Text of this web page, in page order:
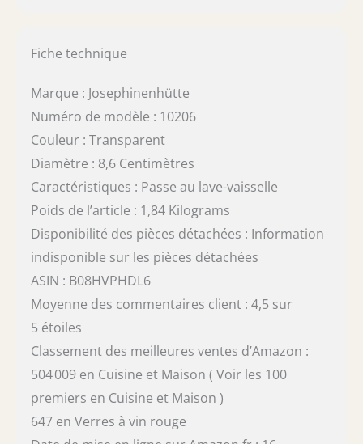
Fiche technique
Marque : Josephinenhütte
Numéro de modèle : 10206
Couleur : Transparent
Diamètre : 8,6 Centimètres
Caractéristiques : Passe au lave-vaisselle
Poids de l’article : 1,84 Kilograms
Disponibilité des pièces détachées : Information
indisponible sur les pièces détachées
ASIN : B08HVPHDL6
Moyenne des commentaires client : 4,5 sur
5 étoiles
Classement des meilleures ventes d’Amazon :
504 009 en Cuisine et Maison ( Voir les 100
premiers en Cuisine et Maison )
647 en Verres à vin rouge